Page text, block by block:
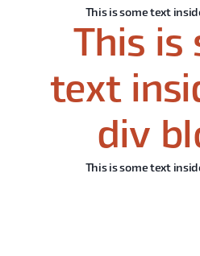
This is some text
This
text
div
This is some text